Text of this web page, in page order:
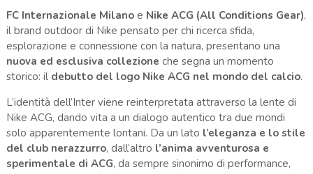
FC Internazionale Milanoe Nike ACG (All Conditions Gear),
il brand outdoor di Nike pensato per chi ricerca sfida,
esplorazione e connessione con la natura, presentano una
nuova ed esclusiva collezione che segna un momento
storico: il debutto del logo Nike ACG nel mondo del calcio.
L’identità dell’Inter viene reinterpretata attraverso la lente di
Nike ACG, dando vita a un dialogo autentico tra due mondi
solo apparentemente lontani. Da un lato l’eleganza e lo stile
del club nerazzurro, dall’altro l’anima avventurosa e
sperimentale di ACG, da sempre sinonimo di performance,